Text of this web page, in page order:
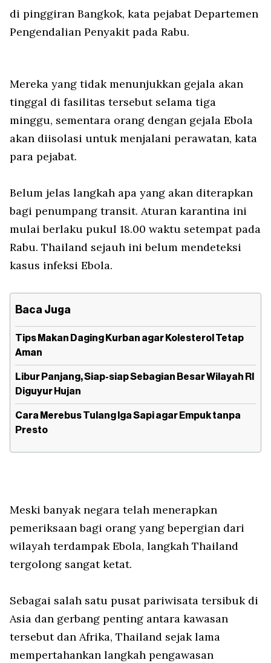
di pinggiran Bangkok, kata pejabat Departemen
Pengendalian Penyakit pada Rabu.
Mereka yang tidak menunjukkan gejala akan
tinggal di fasilitas tersebut selama tiga
minggu, sementara orang dengan gejala Ebola
akan diisolasi untuk menjalani perawatan, kata
para pejabat.
Belum jelas langkah apa yang akan diterapkan
bagi penumpang transit. Aturan karantina ini
mulai berlaku pukul 18.00 waktu setempat pada
Rabu. Thailand sejauh ini belum mendeteksi
kasus infeksi Ebola.
Baca Juga
Tips Makan Daging Kurban agar Kolesterol Tetap
Aman
Libur Panjang, Siap-siap Sebagian Besar Wilayah RI
Diguyur Hujan
Cara Merebus Tulang Iga Sapi agar Empuk tanpa
Presto
Meski banyak negara telah menerapkan
pemeriksaan bagi orang yang bepergian dari
wilayah terdampak Ebola, langkah Thailand
tergolong sangat ketat.
Sebagai salah satu pusat pariwisata tersibuk di
Asia dan gerbang penting antara kawasan
tersebut dan Afrika, Thailand sejak lama
mempertahankan langkah pengawasan